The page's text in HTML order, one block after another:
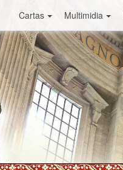
Cartas Multimidia